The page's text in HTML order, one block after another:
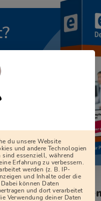
bei der
du unsere Website
und andere Technologien
sind essenziell, während
Erfahrung zu verbessern.
werden (z. B. IP-
und Inhalte oder die
können Daten
und dort verarbeitet
Verwendung deiner Daten